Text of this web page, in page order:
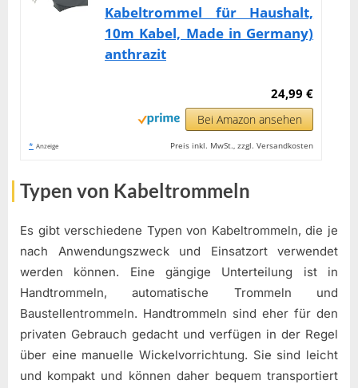
Kabeltrommel für Haushalt,
10m Kabel, Made in Germany)
anthrazit
24,99 €
Bei Amazon ansehen
* Anzeige Preis inkl. MwSt., zzgl. Versandkosten
Typen von Kabeltrommeln
Es gibt verschiedene Typen von Kabeltrommeln, die je
nach Anwendungszweck und Einsatzort verwendet
werden können. Eine gängige Unterteilung ist in
Handtrommeln, automatische Trommeln und
Baustellentrommeln. Handtrommeln sind eher für den
privaten Gebrauch gedacht und verfügen in der Regel
über eine manuelle Wickelvorrichtung. Sie sind leicht
und kompakt und können daher bequem transportiert